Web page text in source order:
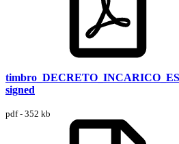
signed
pdf - 352 kb